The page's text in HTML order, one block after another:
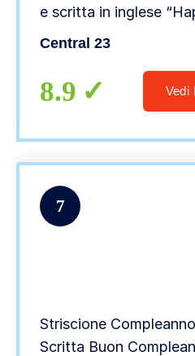
e scritta in inglese
Friends”, con adesivi
Central 23
8.9 Vedi
7
Striscione
Scritta Buon